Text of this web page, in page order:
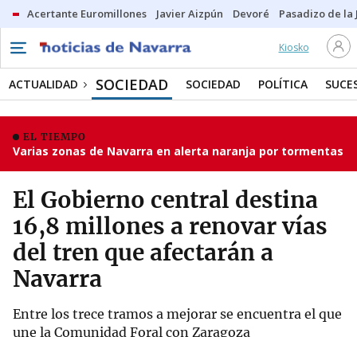
Acertante Euromillones Javier Aizpún Devoré Pasadizo de la
Kiosko
ACTUALIDAD SOCIEDAD SOCIEDAD POLÍTICA
EL TIEMPO
Varias zonas de Navarra en alerta naranja por tormentas
El Gobierno central destina
16,8 millones a renovar vías
del tren que afectarán a
Navarra
Entre los trece tramos a mejorar se encuentra el que
une la Comunidad Foral con Zaragoza